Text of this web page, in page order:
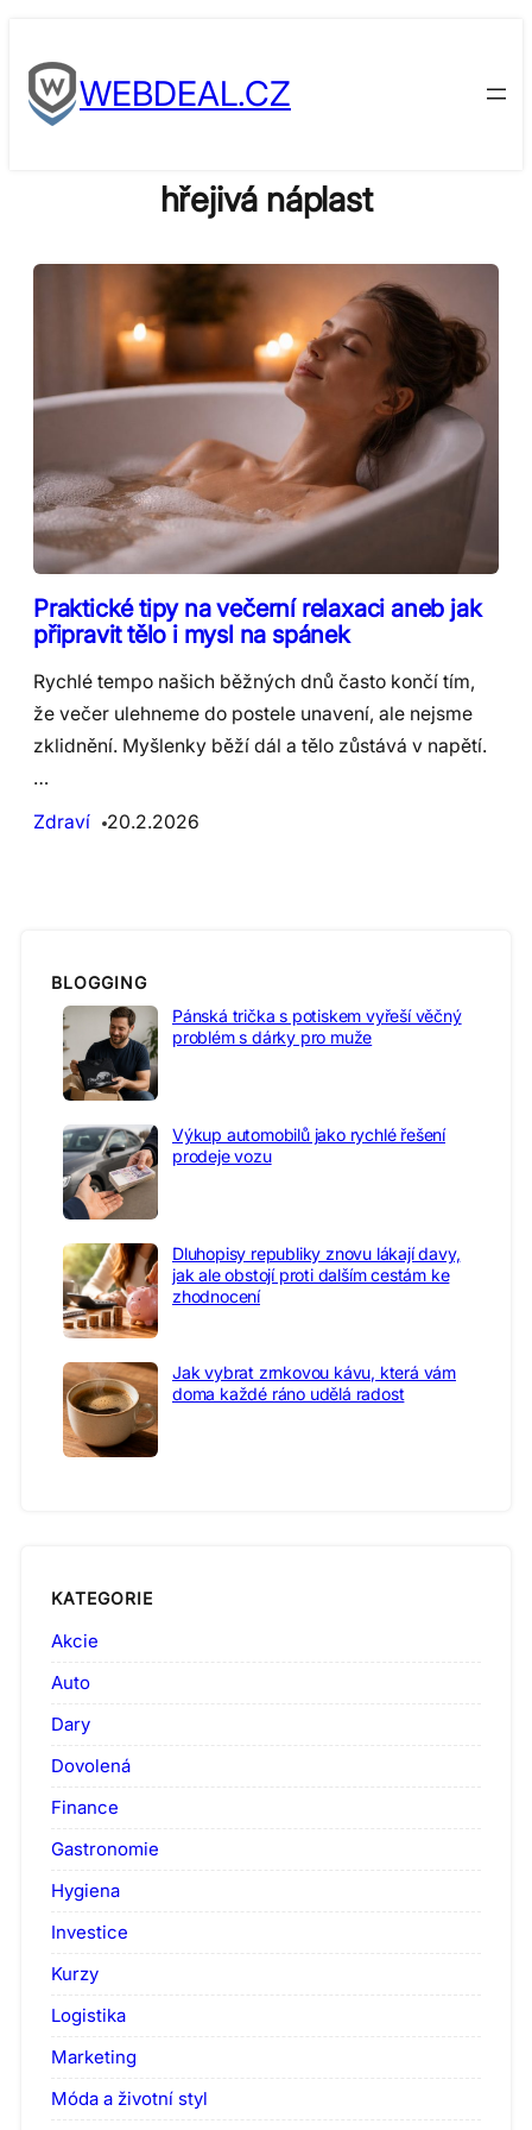
to
contentWEBDEAL.CZ
hřejivá náplast
Praktické tipy na večerní relaxaci aneb jak
připravit tělo i mysl na spánek
Rychlé tempo našich běžných dnů často končí tím,
že večer ulehneme do postele unavení, ale nejsme
zklidnění. Myšlenky běží dál a tělo zůstává v napětí.
…
Zdraví
20.2.2026
BLOGGING
Pánská trička s potiskem vyřeší věčný
problém s dárky pro muže
Výkup automobilů jako rychlé řešení
prodeje vozu
Dluhopisy republiky znovu lákají davy,
jak ale obstojí proti dalším cestám ke
zhodnocení
Jak vybrat zrnkovou kávu, která vám
doma každé ráno udělá radost
KATEGORIE
Akcie
Auto
Dary
Dovolená
Finance
Gastronomie
Hygiena
Investice
Kurzy
Logistika
Marketing
Móda a životní styl